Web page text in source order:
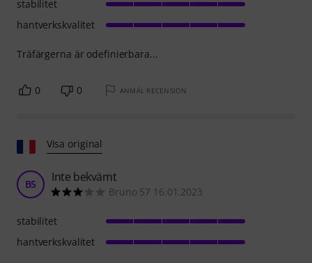
Träfärgerna är odefinierbara...
stabilitet
hantverkskvalitet
0 0 ANMÄL RECENSION
Visa original
B5 Inte bekvämt
Bruno 57 16.01.2023
stabilitet
hantverkskvalitet